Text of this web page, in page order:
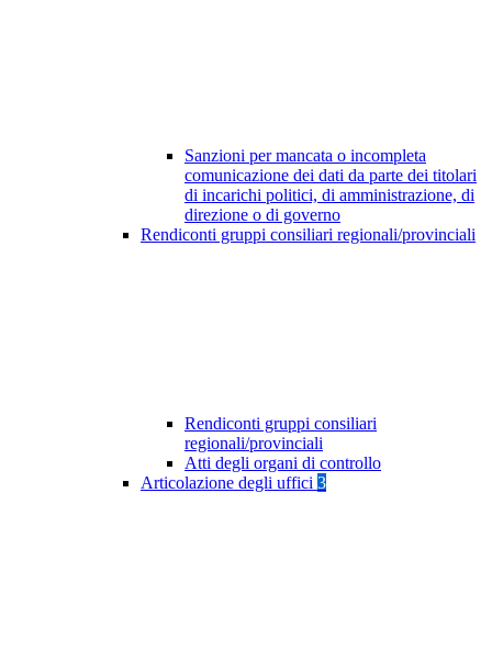
Sanzioni per mancata o incompleta
comunicazione dei dati da parte dei titolari
di incarichi politici, di amministrazione, di
direzione o di governo
Rendiconti gruppi consiliari regionali/provinciali
Rendiconti gruppi consiliari
regionali/provinciali
Atti degli organi di controllo
Articolazione degli uffici 3